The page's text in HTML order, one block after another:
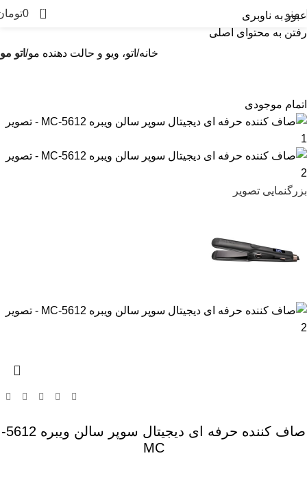
عبور به ناوبری
رفتن به محتوای اصلی
منو 0
0
خانه اتو، ویو و حالت دهنده مو اتو مو
اتمام موجودی
بزرگنمایی تصویر
صاف کننده حرفه ای دیجیتال سوپر سالن ویبره 5612-
MC